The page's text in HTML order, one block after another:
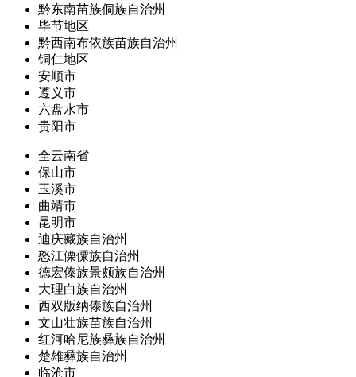
黔东南苗族侗族自治州
毕节地区
黔西南布依族苗族自治州
铜仁地区
安顺市
遵义市
六盘水市
贵阳市
全云南省
保山市
玉溪市
曲靖市
昆明市
迪庆藏族自治州
怒江傈僳族自治州
德宏傣族景颇族自治州
大理白族自治州
西双版纳傣族自治州
文山壮族苗族自治州
红河哈尼族彝族自治州
楚雄彝族自治州
临沧市